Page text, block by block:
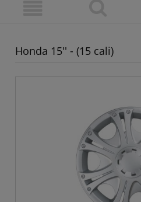
Honda 15'' - (15 cali)